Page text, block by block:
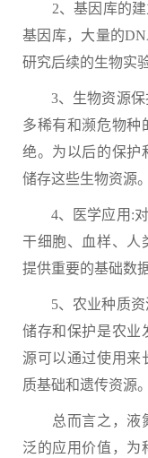
2、基因库的建
基因库，大量的
研究后续的生物实
3、生物资源保
多稀有和濒危物种
绝。为以后的保护
储存这些生物资源。
4、医学应用:对
干细胞、血样、人
提供重要的基础数
5、农业种质资
储存和保护是农业
源可以通过使用来
质基础和遗传资源。
总而言之，液氮
泛的应用价值，为